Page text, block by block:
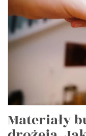
Materiały